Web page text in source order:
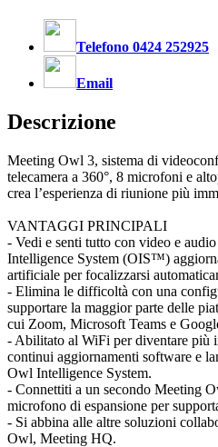
Telefono 0424 252925
Email
Descrizione
Meeting Owl 3, sistema di
telecamera a 360°, 8 microfoni e
crea l’esperienza di riunione più
VANTAGGI PRINCIPALI
- Vedi e senti tutto con video e
Intelligence System (OIS™)
artificiale per focalizzarsi
- Elimina le difficoltà con una
supportare la maggior parte delle
cui Zoom, Microsoft Teams e
- Abilitato al WiFi per diventare più
continui aggiornamenti software e
Owl Intelligence System.
- Connettiti a un secondo Meeting
microfono di espansione per
- Si abbina alle altre soluzioni
Owl, Meeting HQ.